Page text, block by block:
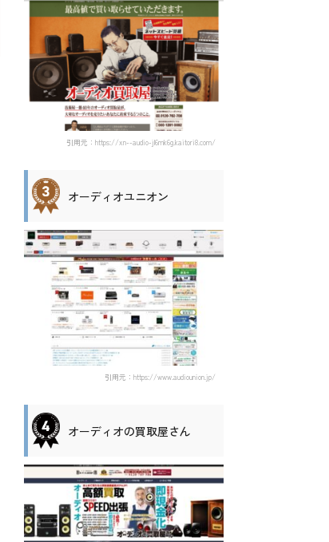
引用元：https://xn--audio-jl6mk6g.kaitori8.com/
オーディオユニオン
引用元：https://www.audiounion.jp/
オーディオの買取屋さん